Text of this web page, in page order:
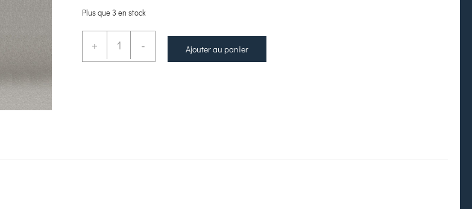
Plus que 3 en stock
+ - Ajouter au panier